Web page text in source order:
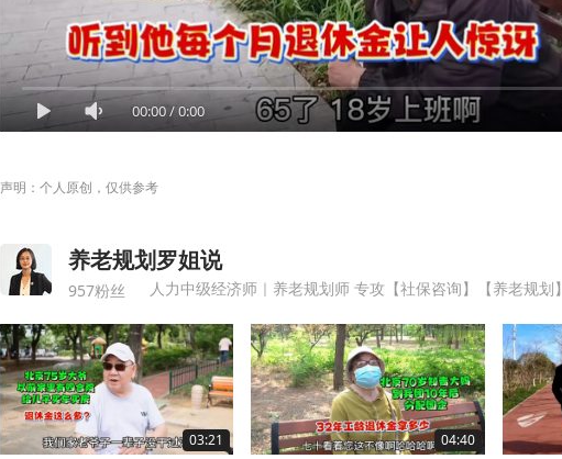
00:00/0:00
声明：个人原创，仅供参考
养老规划罗姐说
957粉丝 人力中级经济师｜养老规划师 专攻【社保咨询】【养老规划】
03:21 04:40